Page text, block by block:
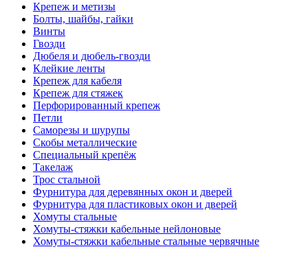
Крепеж и метизы
Болты, шайбы, гайки
Винты
Гвозди
Дюбеля и дюбель-гвозди
Клейкие ленты
Крепеж для кабеля
Крепеж для стяжек
Перфорированный крепеж
Петли
Саморезы и шурупы
Скобы металлические
Специальный крепёж
Такелаж
Трос стальной
Фурнитура для деревянных окон и дверей
Фурнитура для пластиковых окон и дверей
Хомуты стальные
Хомуты-стяжки кабельные нейлоновые
Хомуты-стяжки кабельные стальные червячные